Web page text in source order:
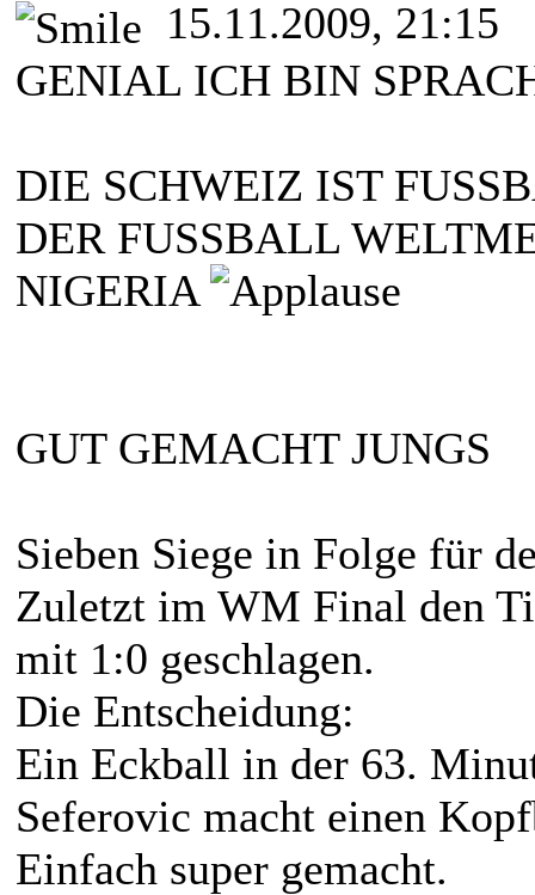
15.11.2009, 21:15
GENIAL ICH BIN
DIE SCHWEIZ IST
DER FUSSBALL
NIGERIA
GUT GEMACHT JUNGS
Sieben Siege in Folge für
Zuletzt im WM Final den
mit 1:0 geschlagen.
Die Entscheidung:
Ein Eckball in der 63.
Seferovic macht einen
Einfach super gemacht.